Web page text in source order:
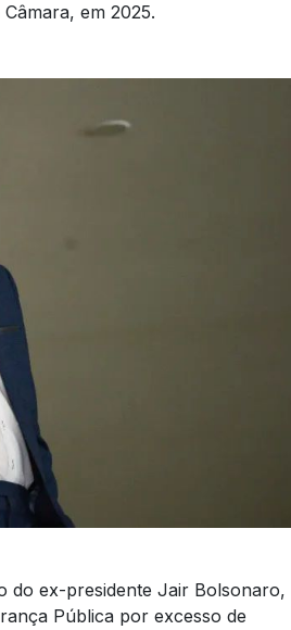
em 2025.
do ex-presidente Jair Bolsonaro,
Pública por excesso de